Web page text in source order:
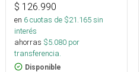
$ 126.990
en 6cuotas de $21.165sin
interés
ahorras $5.080 por
transferencia.
Disponible